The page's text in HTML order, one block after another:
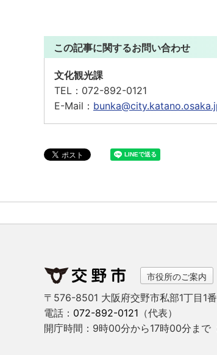
この記事に関するお問い合わせ
文化観光課
TEL： 072-892-0121
E-Mail：
市役所のご案内
〒576-8501 大阪府交野市私部1丁目1
電話： 072-892-0121 （代表）
開庁時間：9時00分から17時00分まで